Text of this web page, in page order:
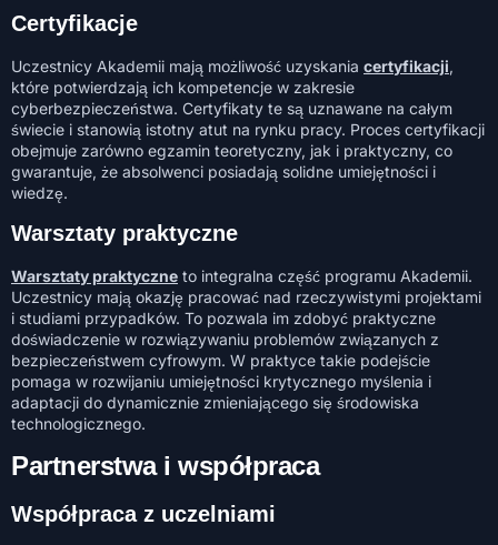
Certyfikacje
Uczestnicy Akademii mają możliwość uzyskania certyfikacji,
które potwierdzają ich kompetencje w zakresie
cyberbezpieczeństwa. Certyfikaty te są uznawane na całym
świecie i stanowią istotny atut na rynku pracy. Proces certyfikacji
obejmuje zarówno egzamin teoretyczny, jak i praktyczny, co
gwarantuje, że absolwenci posiadają solidne umiejętności i
wiedzę.
Warsztaty praktyczne
Warsztaty praktyczne to integralna część programu Akademii.
Uczestnicy mają okazję pracować nad rzeczywistymi projektami
i studiami przypadków. To pozwala im zdobyć praktyczne
doświadczenie w rozwiązywaniu problemów związanych z
bezpieczeństwem cyfrowym. W praktyce takie podejście
pomaga w rozwijaniu umiejętności krytycznego myślenia i
adaptacji do dynamicznie zmieniającego się środowiska
technologicznego.
Partnerstwa i współpraca
Współpraca z uczelniami